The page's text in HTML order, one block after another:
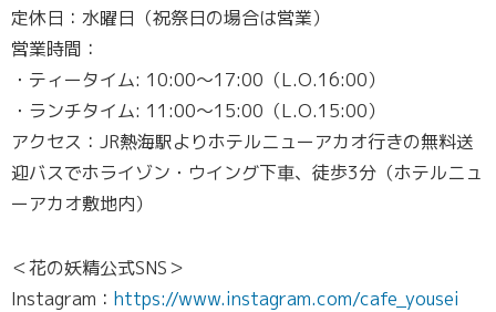
定休日：水曜日（祝祭日の場合は営業）
営業時間：
・ティータイム: 10:00〜17:00（L.O.16:00）
・ランチタイム: 11:00〜15:00（L.O.15:00）
アクセス：JR熱海駅よりホテルニューアカオ行きの無料送
迎バスでホライゾン・ウイング下車、徒歩3分（ホテルニュ
ーアカオ敷地内）
＜花の妖精公式SNS＞
Instagram： https://www.instagram.com/cafe_yousei